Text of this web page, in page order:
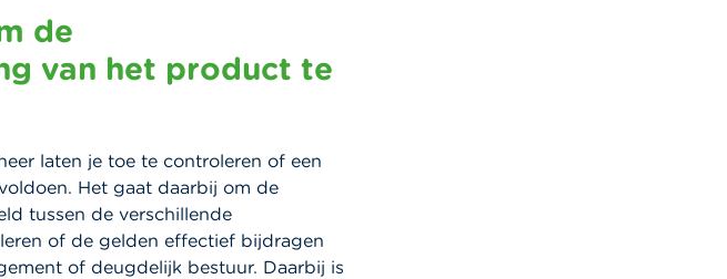
de
van het product te
laten je toe te controleren of een
Het gaat daarbij om de
tussen de verschillende
of de gelden effectief bijdragen
of deugdelijk bestuur. Daarbij is